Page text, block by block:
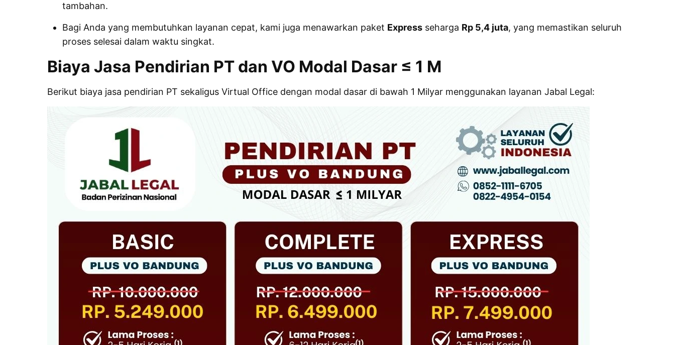
tambahan.
Bagi Anda yang membutuhkan layanan cepat, kami juga menawarkan paket Expressseharga Rp 5,4 juta, yang memastikan seluruh
proses selesai dalam waktu singkat.
Biaya Jasa Pendirian PT dan VO Modal Dasar ≤ 1 M
Berikut biaya jasa pendirian PT sekaligus Virtual Office dengan modal dasar di bawah 1 Milyar menggunakan layanan Jabal Legal: